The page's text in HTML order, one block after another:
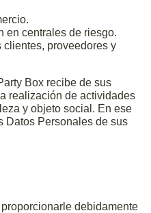
en centrales de riesgo.
proveedores y
Box recibe de sus
realización de actividades
y objeto social. En ese
Datos Personales de sus
debidamente